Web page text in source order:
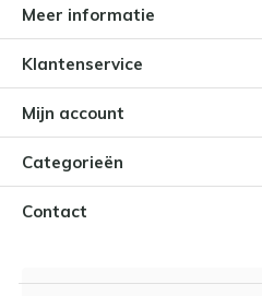
Meer informatie
Klantenservice
Mijn account
Categorieën
Contact